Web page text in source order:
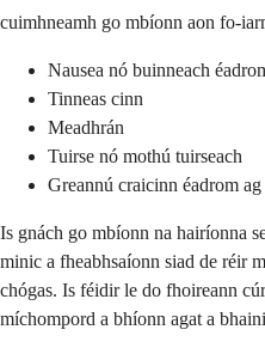
cuimhneamh go mbíonn aon fo-
Nausea nó buinneach
Tinneas cinn
Meadhrán
Tuirse nó mothú tuirseach
Greannú craicinn éadrom
Is gnách go mbíonn na hairíonna
minic a fheabhsaíonn siad de réir
chógas. Is féidir le do fhoireann
míchompord a bhíonn agat a